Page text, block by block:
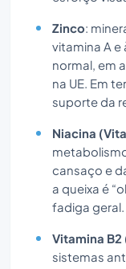
Zinco:
vitamina A
normal, em
na UE. Em
suporte da
Niacina
cansaço e
a queixa é
fadiga geral.
Vitamina
sistemas